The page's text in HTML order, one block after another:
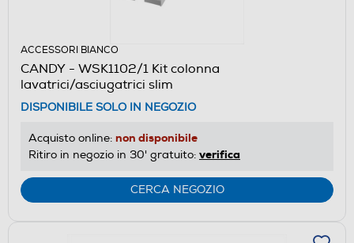
ACCESSORI BIANCO
CANDY - WSK1102/1 Kit colonna
lavatrici/asciugatrici slim
DISPONIBILE SOLO IN NEGOZIO
Acquisto online: non disponibile
Ritiro in negozio in 30' gratuito: verifica
CERCA NEGOZIO